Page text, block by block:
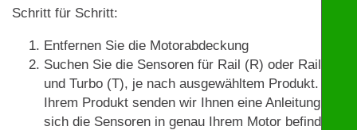
Schritt für Schritt:
Entfernen Sie die Motorabdeckung
Suchen Sie die Sensoren für Rail (R) oder Rail (R)
und Turbo (T), je nach ausgewähltem Produkt. Mit
Ihrem Produkt senden wir Ihnen eine Anleitung, wo
sich die Sensoren in genau Ihrem Motor befinden.